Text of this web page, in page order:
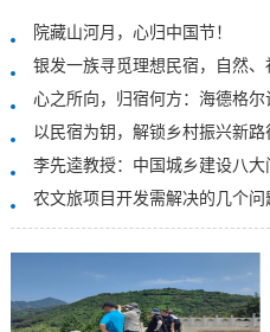
院藏山河月，心归中国节！
银发一族寻觅理想民宿，自然
心之所向，归宿何方：海德格
以民宿为钥，解锁乡村振兴新路
李先逵教授：中国城乡建设八大
农文旅项目开发需解决的几个问